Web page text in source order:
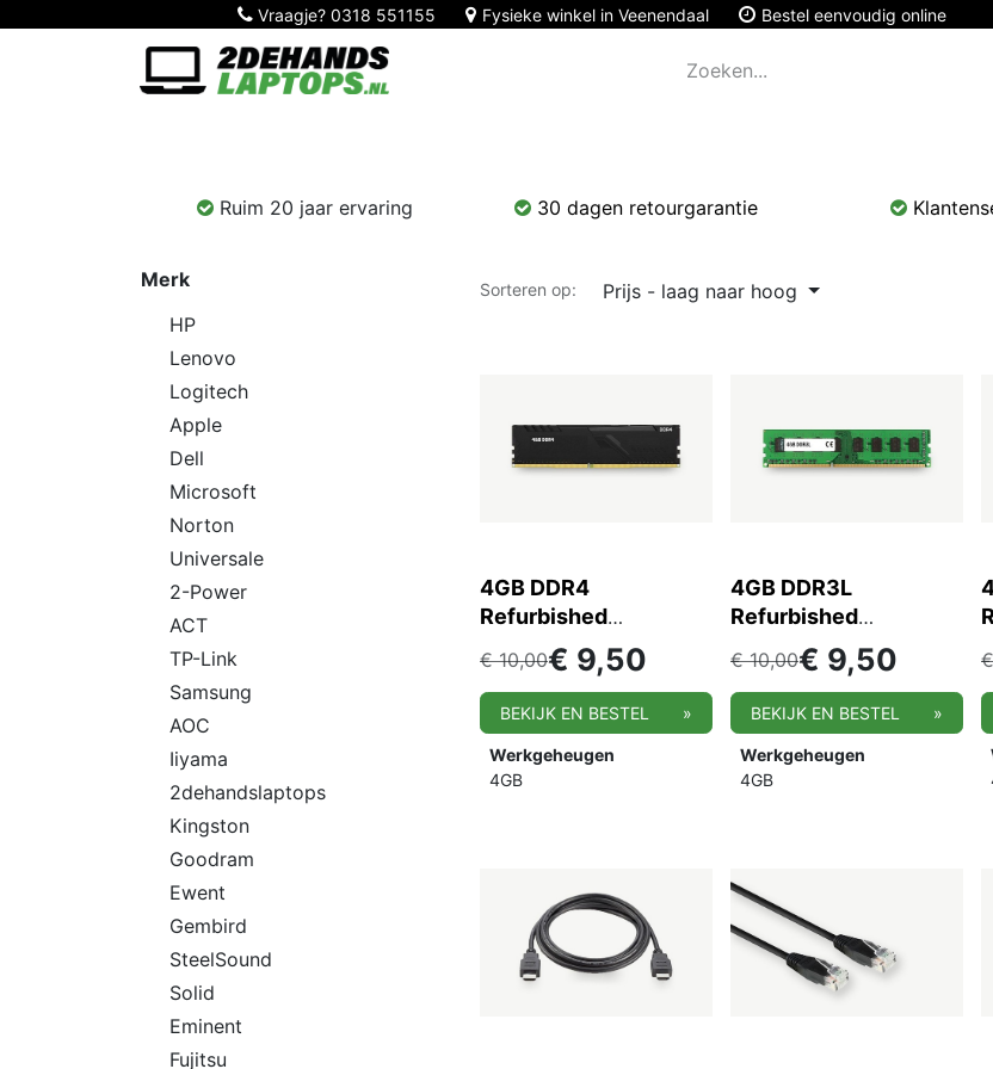
Vraagje? 0318 551155 Fysieke winkel in Veenendaal Bestel eenvoudig online
Ruim 20 jaar ervaring 30 dagen retourgarantie
Merk
HP
Lenovo
Logitech
Apple
Dell
Microsoft
Norton
Universale
2-Power
ACT
TP-Link
Samsung
AOC
Iiyama
2dehandslaptops
Kingston
Goodram
Ewent
Gembird
SteelSound
Solid
Eminent
Fujitsu
Sorteren op: Prijs - laag naar hoog
4GB DDR4
Refurbished
computer
werkgeheugen
€10,00€ 9,50
BEKIJK EN BESTEL »
Werkgeheugen
4GB
4GB DDR3L
Refurbished
computer
werkgeheugen
€10,00€ 9,50
BEKIJK EN BESTEL »
Werkgeheugen
4GB